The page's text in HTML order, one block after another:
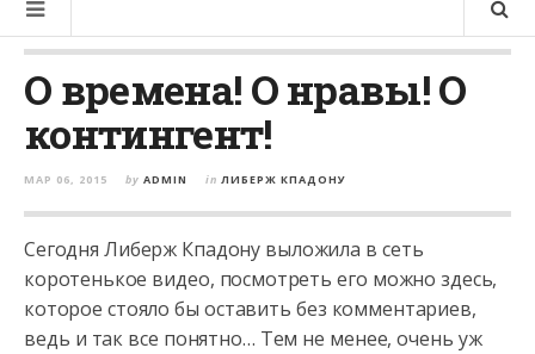
О времена! О нравы! О
контингент!
МАР 06, 2015 by ADMIN in ЛИБЕРЖ КПАДОНУ
Сегодня Либерж Кпадону выложила в сеть
коротенькое видео, посмотреть его можно здесь,
которое стояло бы оставить без комментариев,
ведь и так все понятно… Тем не менее, очень уж